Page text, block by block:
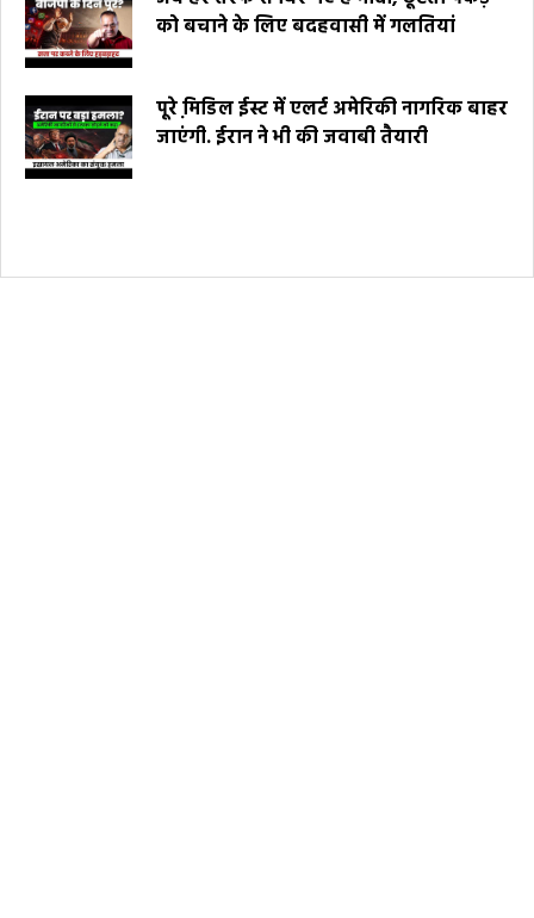
को बचाने के लिए बदहवासी में गलतियां
पूरे मि़डिल ईस्ट में एलर्ट अमेरिकी नागरिक बाहर
जाएंगी. ईरान ने भी की जवाबी तैयारी